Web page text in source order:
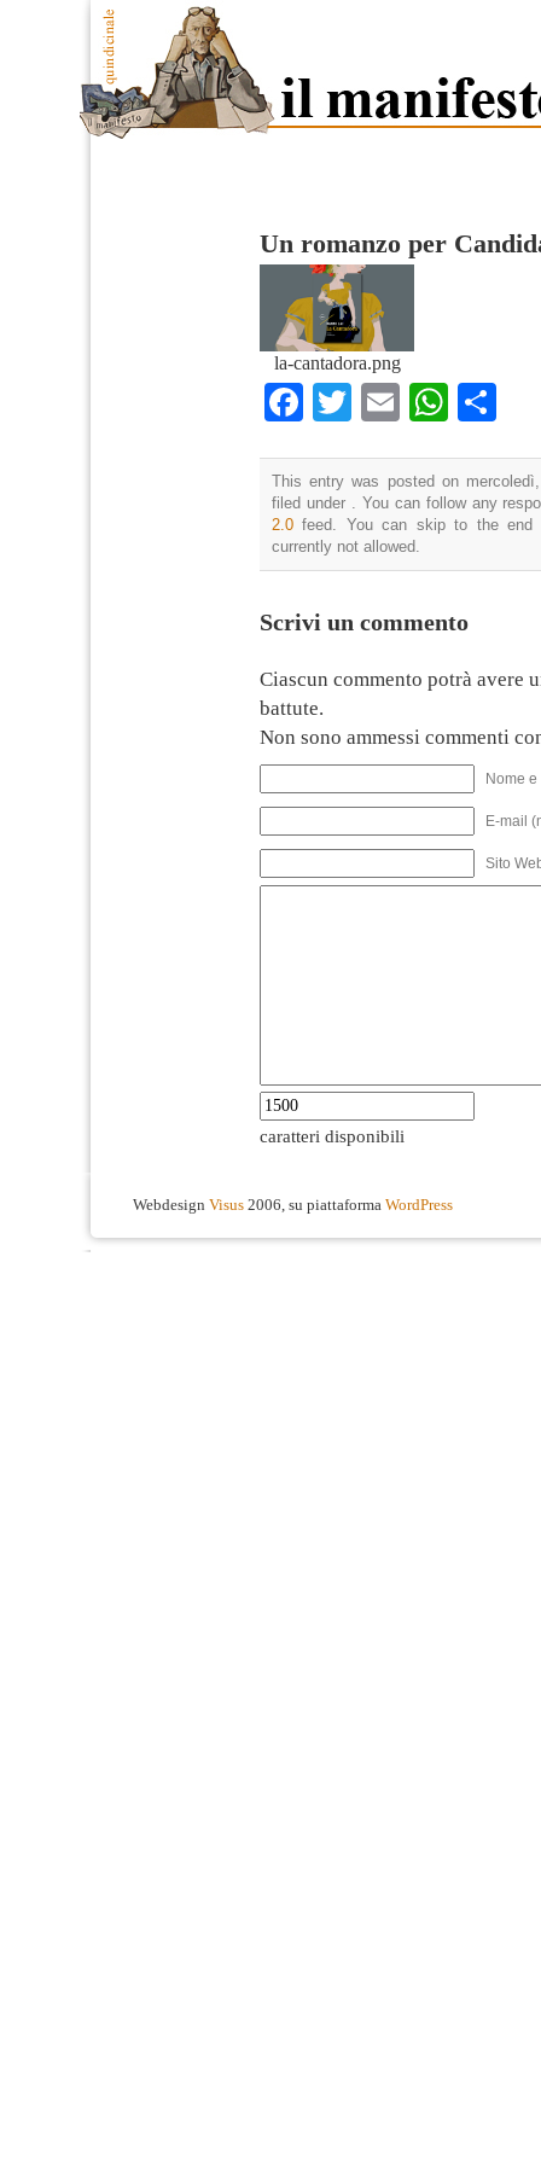
Un romanzo per
la-cantadora.png
Facebook
TwitterEmail
This entry was posted on
filed under . You can follow any
2.0 feed. You can skip to the end
currently not allowed.
Scrivi un commento
Ciascun commento potrà avere
battute.
Non sono ammessi commenti
Nome
E-mail
Sito
caratteri disponibili
Webdesign Visus 2006, su piattaforma WordPress